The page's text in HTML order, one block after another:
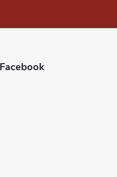
Facebook